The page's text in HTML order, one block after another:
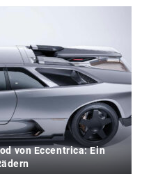
von Eccentrica: Ein